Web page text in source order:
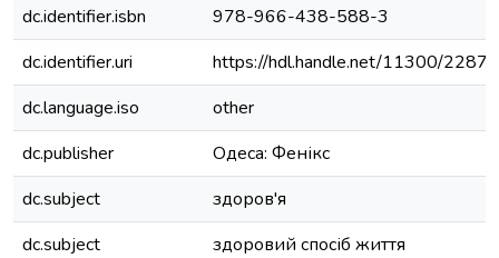
dc.identifier.isbn
978-966-438-588-3
dc.identifier.uri
https://hdl.handle.net/11300/22872
dc.language.iso
other
dc.publisher
Одеса: Фенікс
dc.subject
здоров'я
dc.subject
здоровий спосіб життя